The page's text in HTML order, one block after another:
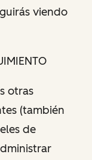
viendo
otras
(también
de